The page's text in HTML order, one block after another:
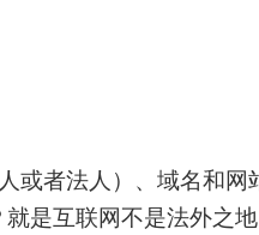
或者法人）、域名和网
是互联网不是法外之